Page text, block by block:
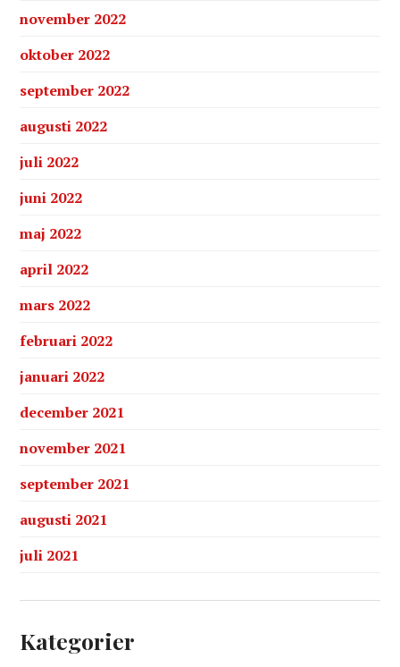
november 2022
oktober 2022
september 2022
augusti 2022
juli 2022
juni 2022
maj 2022
april 2022
mars 2022
februari 2022
januari 2022
december 2021
november 2021
september 2021
augusti 2021
juli 2021
Kategorier